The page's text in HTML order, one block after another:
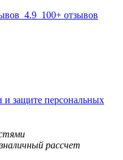
4.9 100+ отзывов
защите персональных